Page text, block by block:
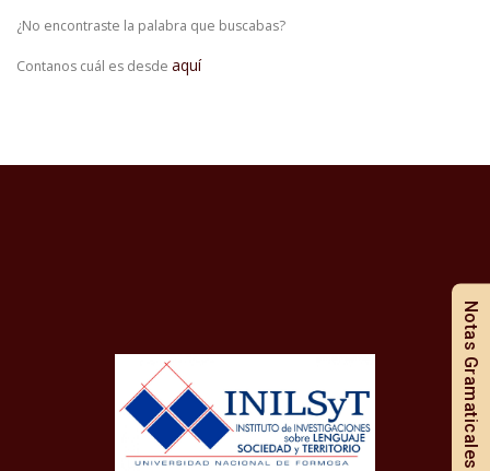
¿No encontraste la palabra que buscabas?
Contanos cuál es desde aquí
Notas Gramaticales